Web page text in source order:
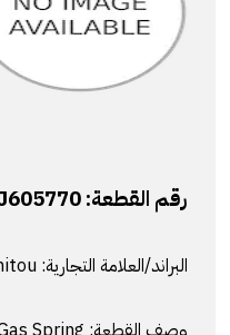
رقم القطعة:
البراند/العلامة التجارية: